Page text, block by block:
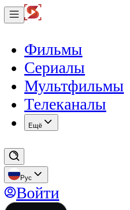
Фильмы
Сериалы
Мультфильмы
Телеканалы
Eщё
Рус
Войти